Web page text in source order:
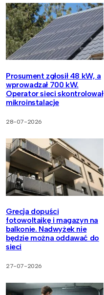
Prosument zgłosił 48 kW, a
wprowadzał 700 kW.
Operator sieci skontrolował
mikroinstalacje
28-07-2026
Grecja dopuści
fotowoltaikę i magazyn na
balkonie. Nadwyżek nie
będzie można oddawać do
sieci
27-07-2026